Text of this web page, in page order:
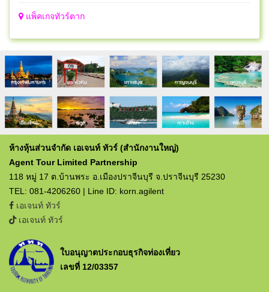
แพ็คเกจทัวร์ตาก
ห้างหุ้นส่วนจำกัด เอเจนท์ ทัวร์ (สำนักงานใหญ่)
Agent Tour Limited Partnership
118 หมู่ 17 ต.บ้านพระ อ.เมืองปราจีนบุรี จ.ปราจีนบุรี 25230
TEL: 081-4206260 | Line ID: korn.agilent
เอเจนท์ ทัวร์
เอเจนท์ ทัวร์
ใบอนุญาตประกอบธุรกิจท่องเที่ยว
เลขที่ 12/03357